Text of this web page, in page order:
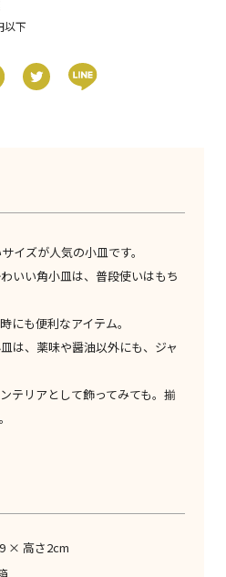
以下
イズが人気の小皿です。
いい角小皿は、普段使いはもち
にも便利なアイテム。
は、薬味や醤油以外にも、ジャ
テリアとして飾ってみても。揃
× 高さ2cm